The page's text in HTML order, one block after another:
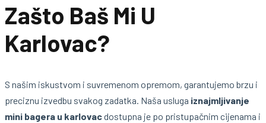
Zašto Baš Mi U
Karlovac?
S našim iskustvom i suvremenom opremom, garantujemo brzu i
preciznu izvedbu svakog zadatka. Naša usluga iznajmljivanje
mini bagera u karlovacdostupna je po pristupačnim cijenama i